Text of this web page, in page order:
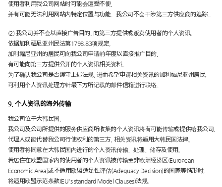
使用者利用我公司网站时可能会遭受不便,
并有可能无法利用网站内特定位置与功能。我公司不会干涉第三方供应商的追踪 。
(2) 我公司并不会以直接广告目的, 向第三方提供或贩卖使用者的个人资讯。
依据加利福尼亚州民法第1798.83项规定,
加利福尼亚州的居民可向我公司申请前年度以直接推广目的,
有可能向第三方提供公开的个人资讯相关资料。
为了确认我公司是否遵守上述法规, 进而希望申请相关资讯的加利福尼亚州居民,
可利用个人资讯处理方针最下方所记载的邮件信箱进行联络。
9. 个人资讯的海外传输
我公司位于大韩民国,
我公司及公司所提供的服务供应商所收集的个人资讯将有可能传输或提供给我公司、
代理人或能代替我公司行使权利的第三方, 相关资讯将适用大韩民国法律。
使用者将同意在大韩民国内进行的个人资讯传输、处理、储存及使用。
若居住在欧盟国家内的使用者的个人资讯被传输至非欧洲经济区(European
Economic Area)或不适用欧盟适足性评估(Adequacy Decision)的国家等情形时,
将适用欧盟示范条款(EU's standard Model Clauses)法规。